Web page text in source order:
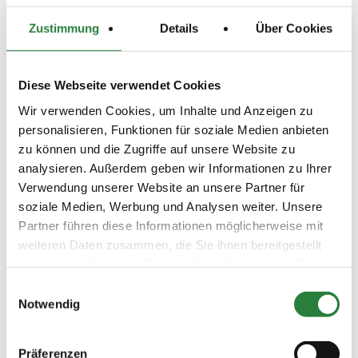
Zustimmung Details Über Cookies
Diese Webseite verwendet Cookies
Wir verwenden Cookies, um Inhalte und Anzeigen zu
personalisieren, Funktionen für soziale Medien anbieten
zu können und die Zugriffe auf unsere Website zu
analysieren. Außerdem geben wir Informationen zu Ihrer
Verwendung unserer Website an unsere Partner für
soziale Medien, Werbung und Analysen weiter. Unsere
Partner führen diese Informationen möglicherweise mit
weiteren Daten zusammen, die Sie ihnen bereitgestellt
Notwendig
Präferenzen
(v)
Preisgeld
0,00 €
6 7 0 WB
05.04.2020
(v)
3. Stilspringprüfung Kl.E SPR
Preisgeld
100,00 €
LKL/Art
6 7 LP
04.04.2020
(v )
4. Dressur-WB (E 4, 2 bis 4
Reiter)
DRE